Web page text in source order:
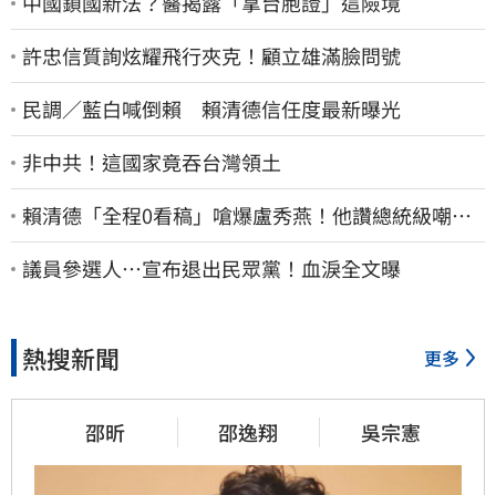
許忠信質詢炫耀飛行夾克！顧立雄滿臉問號
民調／藍白喊倒賴 賴清德信任度最新曝光
非中共！這國家竟吞台灣領土
賴清德「全程0看稿」嗆爆盧秀燕！他讚總統級嘲
諷：把8年總帳一次掀翻
議員參選人…宣布退出民眾黨！血淚全文曝
熱搜新聞 更多
邵昕 邵逸翔 吳宗憲